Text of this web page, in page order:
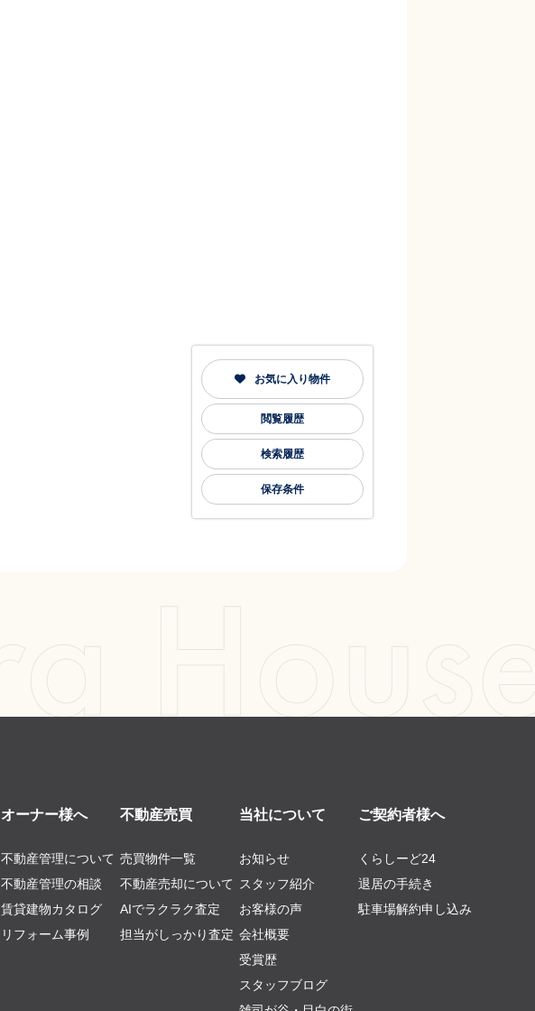
お気に入り物件
閲覧履歴
検索履歴
保存条件
オーナー様へ
不動産管理について
不動産管理の相談
賃貸建物カタログ
リフォーム事例
不動産売買
売買物件一覧
不動産売却について
AIでラクラク査定
担当がしっかり査定
当社について
お知らせ
スタッフ紹介
お客様の声
会社概要
受賞歴
スタッフブログ
ご契約者様へ
くらしーど24
退居の手続き
駐車場解約申し込み